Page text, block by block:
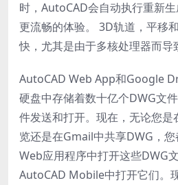
时，AutoCAD会自动执行重新
更流畅的体验。 3D轨道，平移
快，尤其是由于多核处理器而导
AutoCAD Web App和Google
硬盘中存储着数十亿个DWG文
件发送和打开。现在，无论您
览还是在Gmail中共享DWG，
Web应用程序中打开这些DWG
AutoCAD Mobile中打开它们。